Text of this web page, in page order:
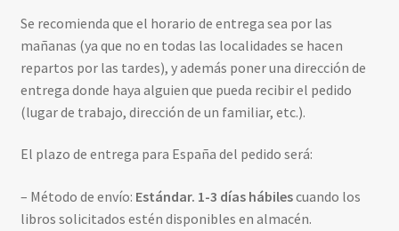
Se recomienda que el horario de entrega sea por las
mañanas (ya que no en todas las localidades se hacen
repartos por las tardes), y además poner una dirección de
entrega donde haya alguien que pueda recibir el pedido
(lugar de trabajo, dirección de un familiar, etc.).
El plazo de entrega para España del pedido será:
– Método de envío: Estándar. 1-3 días hábilescuando los
libros solicitados estén disponibles en almacén.